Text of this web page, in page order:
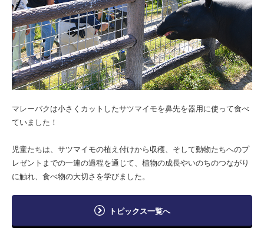
マレーバクは小さくカットしたサツマイモを鼻先を器用に使って食べ
ていました！
児童たちは、サツマイモの植え付けから収穫、そして動物たちへのプ
レゼントまでの一連の過程を通じて、植物の成長やいのちのつながり
に触れ、食べ物の大切さを学びました。
トピックス一覧へ